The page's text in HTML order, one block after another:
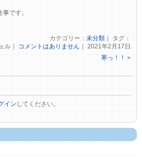
です。
カテゴリー： 未分類｜ タグ：
ル｜
コメントはありません ｜ 2021年2月17日
寒っ！！ »
イン してください。